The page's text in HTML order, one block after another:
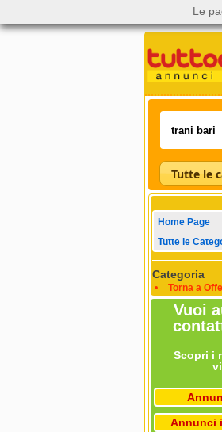
Home Page
Tutte le
Categoria
Torna a
Vuoi
Scopri i
Annunci
Le